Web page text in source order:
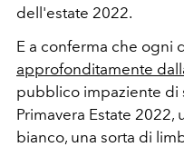
dell'estate 2022.
E a conferma che ogni
approfonditamente
pubblico impaziente di
Primavera Estate
bianco, una sorta di